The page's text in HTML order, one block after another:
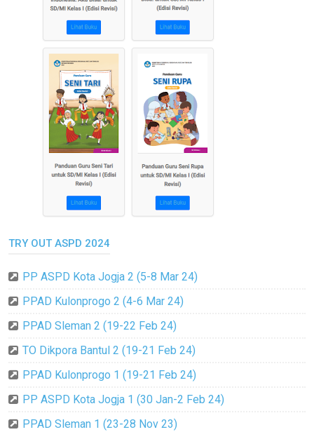
TRY OUT ASPD 2024
PP ASPD Kota Jogja 2 (5-8 Mar 24)
PPAD Kulonprogo 2 (4-6 Mar 24)
PPAD Sleman 2 (19-22 Feb 24)
TO Dikpora Bantul 2 (19-21 Feb 24)
PPAD Kulonprogo 1 (19-21 Feb 24)
PP ASPD Kota Jogja 1 (30 Jan-2 Feb 24)
PPAD Sleman 1 (23-28 Nov 23)